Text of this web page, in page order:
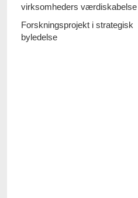
virksomheders værdiskabelse
Forskningsprojekt i strategisk
byledelse